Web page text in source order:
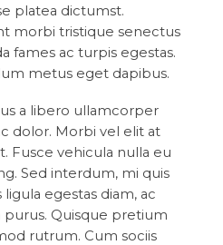
platea dictumst.
morbi tristique senectus
fames ac turpis egestas.
metus eget dapibus.
a libero ullamcorper
dolor. Morbi vel elit at
Fusce vehicula nulla eu
Sed interdum, mi quis
egestas diam, ac
purus. Quisque pretium
rutrum. Cum sociis